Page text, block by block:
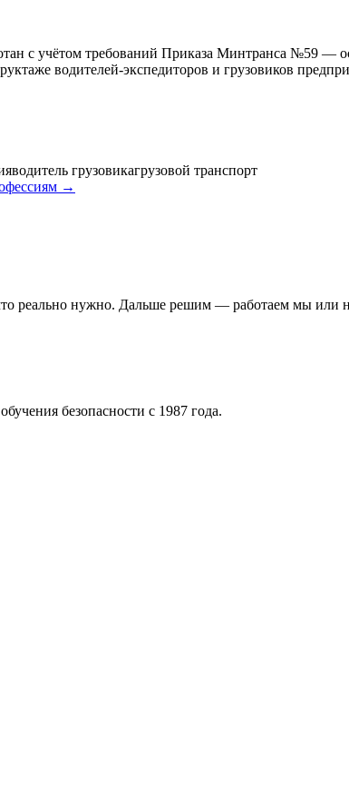
с учётом требований Приказа Минтранса №59 —
водителей-экспедиторов и грузовиков
водитель грузовикагрузовой транспорт
→
реально нужно. Дальше решим — работаем мы или
безопасности с 1987 года.